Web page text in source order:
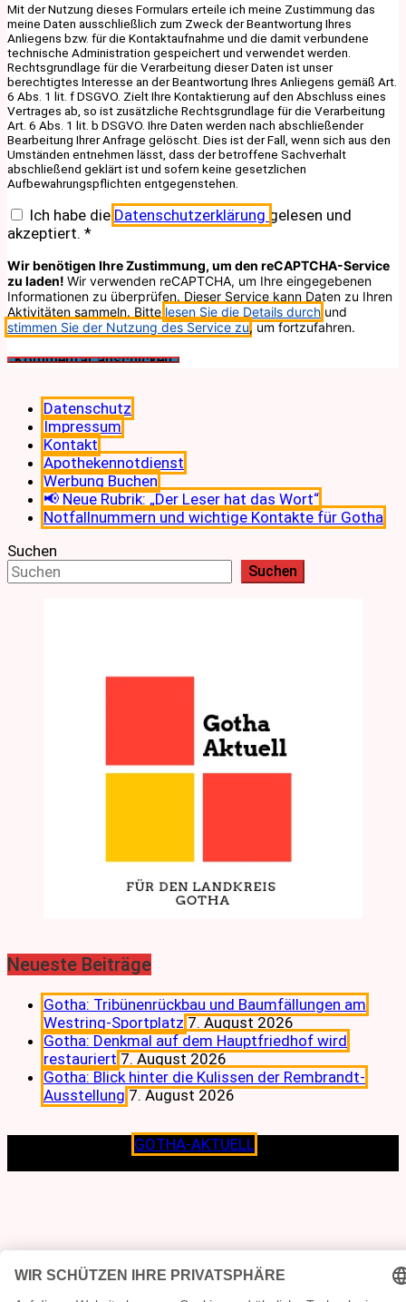
Mit der Nutzung dieses Formulars erteile ich meine Zustimmung das
meine Daten ausschließlich zum Zweck der Beantwortung Ihres
Anliegens bzw. für die Kontaktaufnahme und die damit verbundene
technische Administration gespeichert und verwendet werden.
Rechtsgrundlage für die Verarbeitung dieser Daten ist unser
berechtigtes Interesse an der Beantwortung Ihres Anliegens gemäß Art.
6 Abs. 1 lit. f DSGVO. Zielt Ihre Kontaktierung auf den Abschluss eines
Vertrages ab, so ist zusätzliche Rechtsgrundlage für die Verarbeitung
Art. 6 Abs. 1 lit. b DSGVO. Ihre Daten werden nach abschließender
Bearbeitung Ihrer Anfrage gelöscht. Dies ist der Fall, wenn sich aus den
Umständen entnehmen lässt, dass der betroffene Sachverhalt
abschließend geklärt ist und sofern keine gesetzlichen
Aufbewahrungspflichten entgegenstehen.
Ich habe die Datenschutzerklärung gelesen und
akzeptiert. *
Wir benötigen Ihre Zustimmung, um den reCAPTCHA-Service
zu laden! Wir verwenden reCAPTCHA, um Ihre eingegebenen
Informationen zu überprüfen. Dieser Service kann Daten zu Ihren
Aktivitäten sammeln. Bitte lesen Sie die Details durch und
stimmen Sie der Nutzung des Service zu, um fortzufahren.
Datenschutz
Impressum
Kontakt
Apothekennotdienst
Werbung Buchen
📢 Neue Rubrik: „Der Leser hat das Wort“
Notfallnummern und wichtige Kontakte für Gotha
Suchen
Suchen
Neueste Beiträge
Gotha: Tribünenrückbau und Baumfällungen am
Westring-Sportplatz 7. August 2026
Gotha: Denkmal auf dem Hauptfriedhof wird
restauriert 7. August 2026
Gotha: Blick hinter die Kulissen der Rembrandt-
Ausstellung 7. August 2026
GOTHA-AKTUELL
Lokalen verpflichtet.